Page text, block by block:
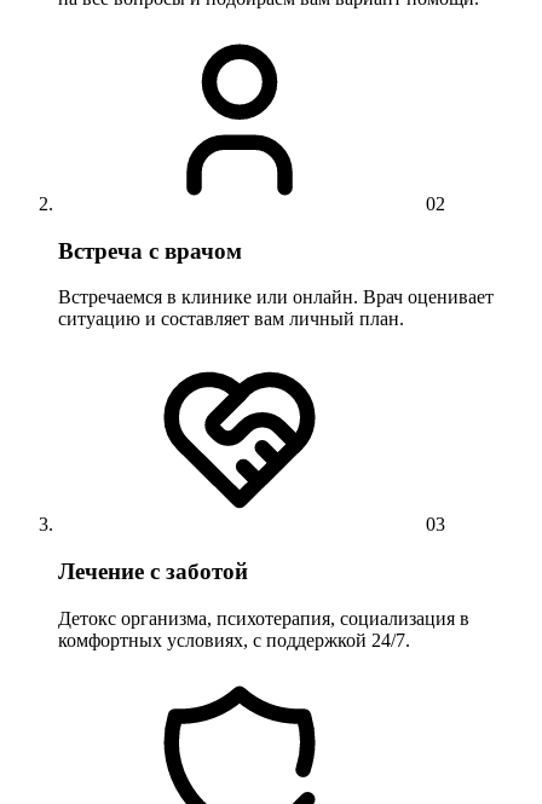
02
Встреча с врачом
Встречаемся в клинике или онлайн. Врач оценивает
ситуацию и составляет вам личный план.
03
Лечение с заботой
Детокс организма, психотерапия, социализация в
комфортных условиях, с поддержкой 24/7.